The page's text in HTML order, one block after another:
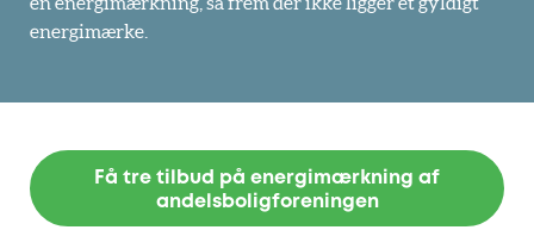
energimærke.
Få tre tilbud på energimærkning af
andelsboligforeningen